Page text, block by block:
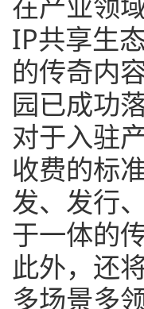
IP共享生
的传奇内
园已成功
对于入驻
收费的标
发、发行
于一体的
此外，还
多场景多